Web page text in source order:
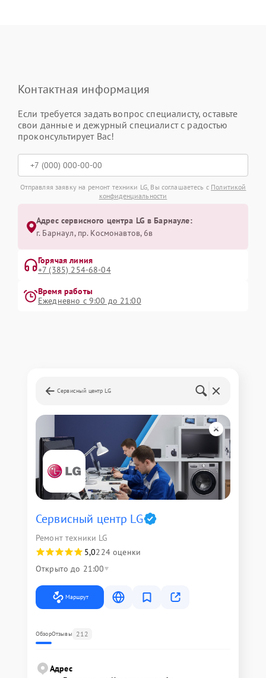
Контактная информация
Если требуется задать вопрос специалисту, оставьте
свои данные и дежурный специалист с радостью
проконсультирует Вас!
Отправляя заявку на ремонт техники LG, Вы соглашаетесь с Политикой
конфиденциальности
Адрес сервисного центра LG в Барнауле:
г. Барнаул, ​пр. Космонавтов, 6в
Горячая линия
+7 (385) 254-68-04
Время работы
Ежедневно с 9:00 до 21:00
Сервисный центр LG
Сервисный центр LG
Ремонт техники LG
5,0224 оценки
Открыто до 21:00
Маршрут
ОбзорОтзывы 212
Адрес